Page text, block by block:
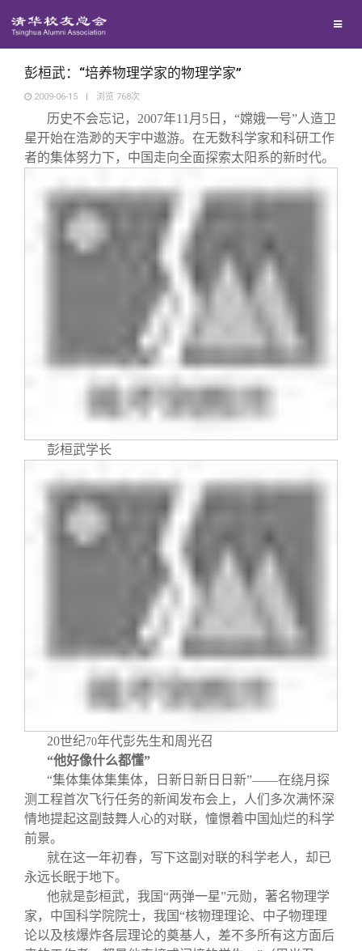
西南联大校友会
义工计划
新媒体平台
青春风采
校友文苑
校友讲坛
终身学习
信息化服务
三创大赛
校友总会
总会简介
会长致辞
理事会名单
制度法规
关闭
彭桓武：“培养物理学家的物理学家”
2009-06-15 | 浏览 768次
历史不会忘记， 2007年11 月 5 日，“嫦娥一号”人造卫
星开始在浩渺的天宇中遨游。在无数科学家和科研工作
者的集体努力下，中国走向全面探索太阳系的新时代。
彭桓武学长
20世纪70年代彭先生和周光召
“他好像什么都懂”
“集体集体集集体，日新日新日日新”——在绕月探
测工程首次飞行任务的新闻发布会上，人们多次满怀深
情地提起这副鼓舞人心的对联，憧憬着中国灿烂的科学
前景。
就在这一年初春，写下这副对联的科学老人，却已
永远长眠于地下。
他就是彭桓武，我国“两弹一星”元勋，著名物理学
家，中国科学院院士，我国“核物理理论、中子物理理
论以及核爆炸各层理论的奠基人，差不多所有这方面后